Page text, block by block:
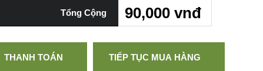
Tổng Cộng 90,000 vnđ
THANH TOÁN TIẾP TỤC MUA HÀNG